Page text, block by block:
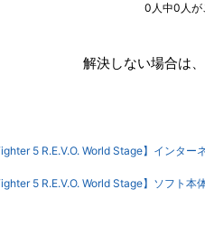
0人中0人が
解決しない場合は、
5 R.E.V.O. World Stage】インター
5 R.E.V.O. World Stage】ソフト本